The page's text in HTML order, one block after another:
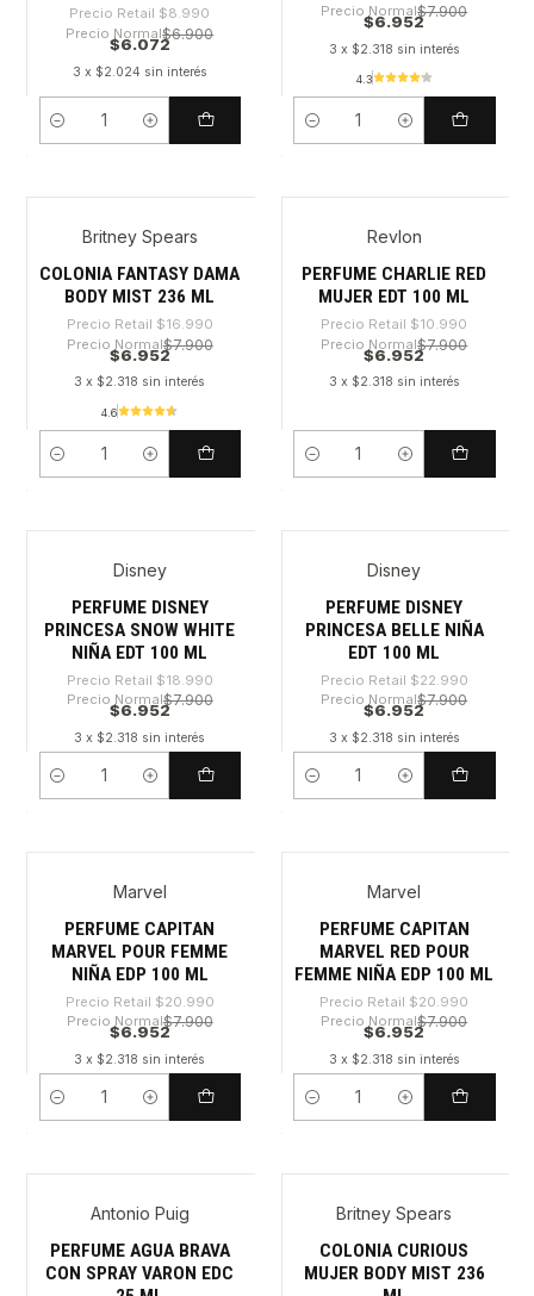
Precio Retail $8.990
Precio Normal$6.900
$6.072
3 x $2.024 sin interés
Cantidad
Precio Normal$7.900
$6.952
3 x $2.318 sin interés
4.3
Cantidad
-59%Britney Spears
COLONIA FANTASY DAMA
BODY MIST 236 ML
Precio Retail $16.990
Precio Normal$7.900
$6.952
3 x $2.318 sin interés
4.6
Cantidad
Revlon
PERFUME CHARLIE RED
MUJER EDT 100 ML
Precio Retail $10.990
Precio Normal$7.900
$6.952
3 x $2.318 sin interés
Cantidad
Disney
PERFUME DISNEY
PRINCESA SNOW WHITE
NIÑA EDT 100 ML
Precio Retail $18.990
Precio Normal$7.900
$6.952
3 x $2.318 sin interés
Cantidad
Disney
PERFUME DISNEY
PRINCESA BELLE NIÑA
EDT 100 ML
Precio Retail $22.990
Precio Normal$7.900
$6.952
3 x $2.318 sin interés
Cantidad
Marvel
PERFUME CAPITAN
MARVEL POUR FEMME
NIÑA EDP 100 ML
Precio Retail $20.990
Precio Normal$7.900
$6.952
3 x $2.318 sin interés
Cantidad
Marvel
PERFUME CAPITAN
MARVEL RED POUR
FEMME NIÑA EDP 100 ML
Precio Retail $20.990
Precio Normal$7.900
$6.952
3 x $2.318 sin interés
Cantidad
-30%Antonio Puig
PERFUME AGUA BRAVA
CON SPRAY VARON EDC
-30%Britney Spears
COLONIA CURIOUS
MUJER BODY MIST 236